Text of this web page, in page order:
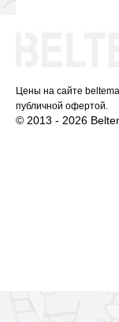
Цены на сайте
публичной офертой.
© 2013 - 2026